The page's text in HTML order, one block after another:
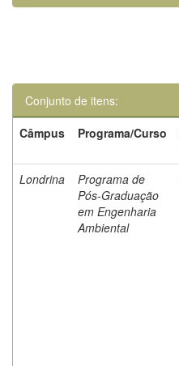
Conjunto de itens:
Câmpus
Programa/Curso
Londrina
Programa de
Pós-Graduação
em Engenharia
Ambiental